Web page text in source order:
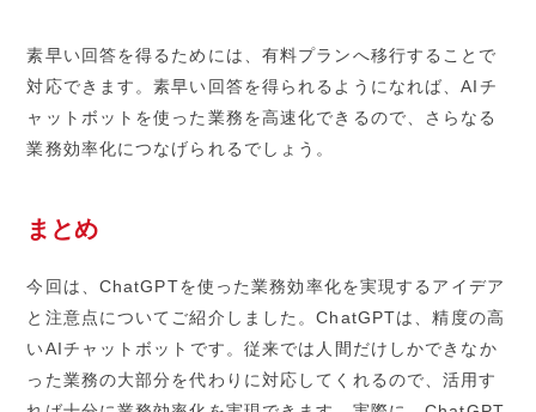
素早い回答を得るためには、有料プランへ移行することで
対応できます。素早い回答を得られるようになれば、AIチ
ャットボットを使った業務を高速化できるので、さらなる
業務効率化につなげられるでしょう。
まとめ
今回は、ChatGPTを使った業務効率化を実現するアイデア
と注意点についてご紹介しました。ChatGPTは、精度の高
いAIチャットボットです。従来では人間だけしかできなか
った業務の大部分を代わりに対応してくれるので、活用す